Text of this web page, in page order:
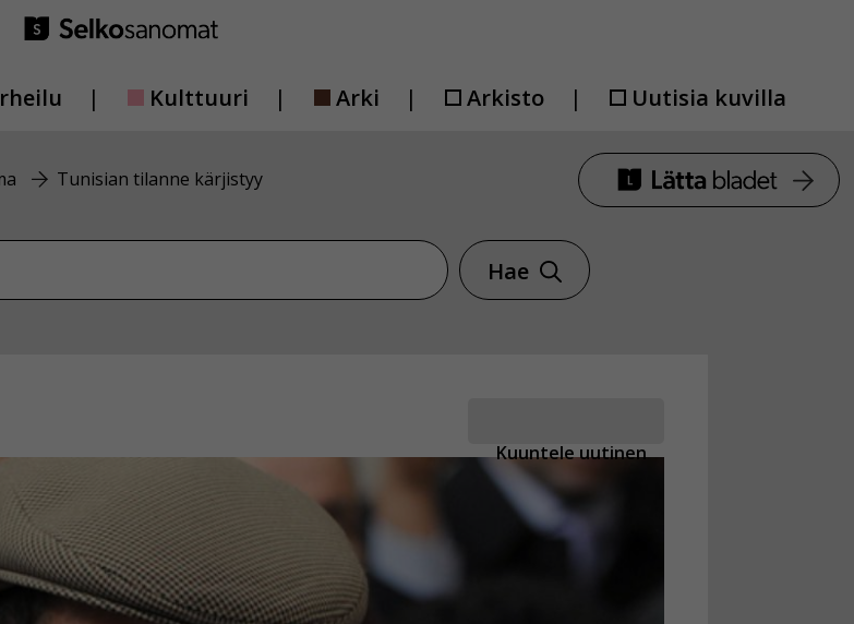
Kulttuuri Arki Arkisto Uutisia kuvilla
Tunisian tilanne kärjistyy
Hae
Kuuntele uutinen